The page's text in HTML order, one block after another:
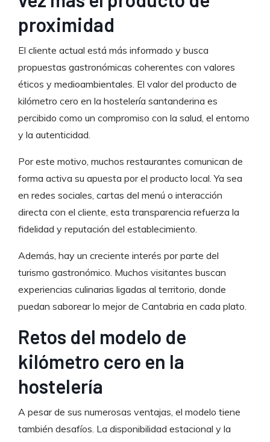
proximidad
El cliente actual está más informado y busca
propuestas gastronómicas coherentes con valores
éticos y medioambientales. El valor del producto de
kilómetro cero en la hostelería santanderina es
percibido como un compromiso con la salud, el entorno
y la autenticidad.
Por este motivo, muchos restaurantes comunican de
forma activa su apuesta por el producto local. Ya sea
en redes sociales, cartas del menú o interacción
directa con el cliente, esta transparencia refuerza la
fidelidad y reputación del establecimiento.
Además, hay un creciente interés por parte del
turismo gastronómico. Muchos visitantes buscan
experiencias culinarias ligadas al territorio, donde
puedan saborear lo mejor de Cantabria en cada plato.
Retos del modelo de
kilómetro cero en la
hostelería
A pesar de sus numerosas ventajas, el modelo tiene
también desafíos. La disponibilidad estacional y la